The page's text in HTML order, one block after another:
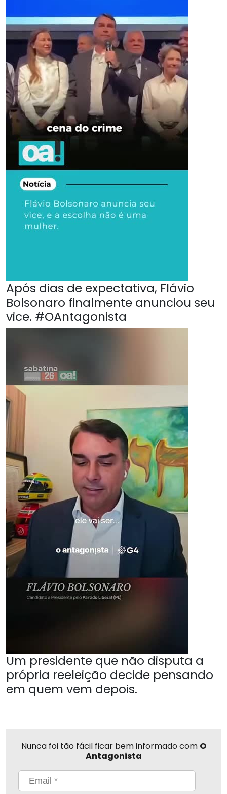
Após dias de expectativa, Flávio
Bolsonaro finalmente anunciou seu
vice. #OAntagonista
Um presidente que não disputa a
própria reeleição decide pensando
em quem vem depois.
Nunca foi tão fácil ficar bem informado com O
Antagonista